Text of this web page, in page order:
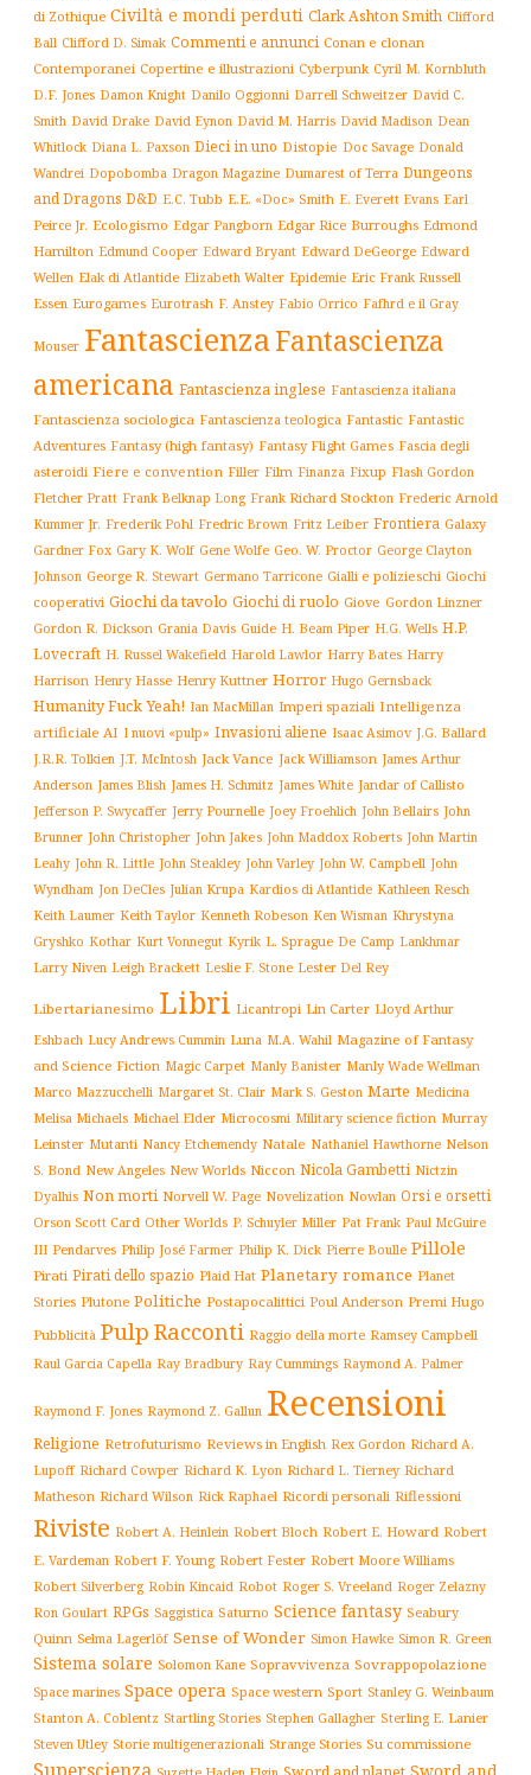
di Zothique Civiltà e mondi perduti Clark Ashton Smith Clifford
Ball Clifford D. Simak Commenti e annunci Conan e clonan
Contemporanei Copertine e illustrazioni Cyberpunk Cyril M. Kornbluth
D.F. Jones Damon Knight Danilo Oggionni Darrell Schweitzer David C.
Smith David Drake David Eynon David M. Harris David Madison Dean
Whitlock Diana L. Paxson Dieci in uno Distopie Doc Savage Donald
Wandrei Dopobomba Dragon Magazine Dumarest of Terra Dungeons
and Dragons D&D E.C. Tubb E.E. «Doc» Smith E. Everett Evans Earl
Peirce Jr. Ecologismo Edgar Pangborn Edgar Rice Burroughs Edmond
Hamilton Edmund Cooper Edward Bryant Edward DeGeorge Edward
Wellen Elak di Atlantide Elizabeth Walter Epidemie Eric Frank Russell
Essen Eurogames Eurotrash F. Anstey Fabio Orrico Fafhrd e il Gray
Mouser FantascienzaFantascienza
americana Fantascienza inglese Fantascienza italiana
Fantascienza sociologica Fantascienza teologica Fantastic Fantastic
Adventures Fantasy (high fantasy) Fantasy Flight Games Fascia degli
asteroidi Fiere e convention Filler Film Finanza Fixup Flash Gordon
Fletcher Pratt Frank Belknap Long Frank Richard Stockton Frederic Arnold
Kummer Jr. Frederik Pohl Fredric Brown Fritz Leiber Frontiera Galaxy
Gardner Fox Gary K. Wolf Gene Wolfe Geo. W. Proctor George Clayton
Johnson George R. Stewart Germano Tarricone Gialli e polizieschi Giochi
cooperativi Giochi da tavolo Giochi di ruolo Giove Gordon Linzner
Gordon R. Dickson Grania Davis Guide H. Beam Piper H.G. Wells H.P.
Lovecraft H. Russel Wakefield Harold Lawlor Harry Bates Harry
Harrison Henry Hasse Henry Kuttner Horror Hugo Gernsback
Humanity Fuck Yeah! Ian MacMillan Imperi spaziali Intelligenza
artificiale AI I nuovi «pulp» Invasioni aliene Isaac Asimov J.G. Ballard
J.R.R. Tolkien J.T. McIntosh Jack Vance Jack Williamson James Arthur
Anderson James Blish James H. Schmitz James White Jandar of Callisto
Jefferson P. Swycaffer Jerry Pournelle Joey Froehlich John Bellairs John
Brunner John Christopher John Jakes John Maddox Roberts John Martin
Leahy John R. Little John Steakley John Varley John W. Campbell John
Wyndham Jon DeCles Julian Krupa Kardios di Atlantide Kathleen Resch
Keith Laumer Keith Taylor Kenneth Robeson Ken Wisman Khrystyna
Gryshko Kothar Kurt Vonnegut Kyrik L. Sprague De Camp Lankhmar
Larry Niven Leigh Brackett Leslie F. Stone Lester Del Rey
Libertarianesimo Libri Licantropi Lin Carter Lloyd Arthur
Eshbach Lucy Andrews Cummin Luna M.A. Wahil Magazine of Fantasy
and Science Fiction Magic Carpet Manly Banister Manly Wade Wellman
Marco Mazzucchelli Margaret St. Clair Mark S. Geston Marte Medicina
Melisa Michaels Michael Elder Microcosmi Military science fiction Murray
Leinster Mutanti Nancy Etchemendy Natale Nathaniel Hawthorne Nelson
S. Bond New Angeles New Worlds Niccon Nicola Gambetti Nictzin
Dyalhis Non morti Norvell W. Page Novelization Nowlan Orsi e orsetti
Orson Scott Card Other Worlds P. Schuyler Miller Pat Frank Paul McGuire
III Pendarves Philip José Farmer Philip K. Dick Pierre Boulle Pillole
Pirati Pirati dello spazio Plaid Hat Planetary romance Planet
Stories Plutone Politiche Postapocalittici Poul Anderson Premi Hugo
Pubblicità Pulp Racconti Raggio della morte Ramsey Campbell
Raul Garcia Capella Ray Bradbury Ray Cummings Raymond A. Palmer
Raymond F. Jones Raymond Z. Gallun Recensioni
Religione Retrofuturismo Reviews in English Rex Gordon Richard A.
Lupoff Richard Cowper Richard K. Lyon Richard L. Tierney Richard
Matheson Richard Wilson Rick Raphael Ricordi personali Riflessioni
Riviste Robert A. Heinlein Robert Bloch Robert E. Howard Robert
E. Vardeman Robert F. Young Robert Fester Robert Moore Williams
Robert Silverberg Robin Kincaid Robot Roger S. Vreeland Roger Zelazny
Ron Goulart RPGs Saggistica Saturno Science fantasy Seabury
Quinn Selma Lagerlöf Sense of Wonder Simon Hawke Simon R. Green
Sistema solare Solomon Kane Sopravvivenza Sovrappopolazione
Space marines Space opera Space western Sport Stanley G. Weinbaum
Stanton A. Coblentz Startling Stories Stephen Gallagher Sterling E. Lanier
Steven Utley Storie multigenerazionali Strange Stories Su commissione